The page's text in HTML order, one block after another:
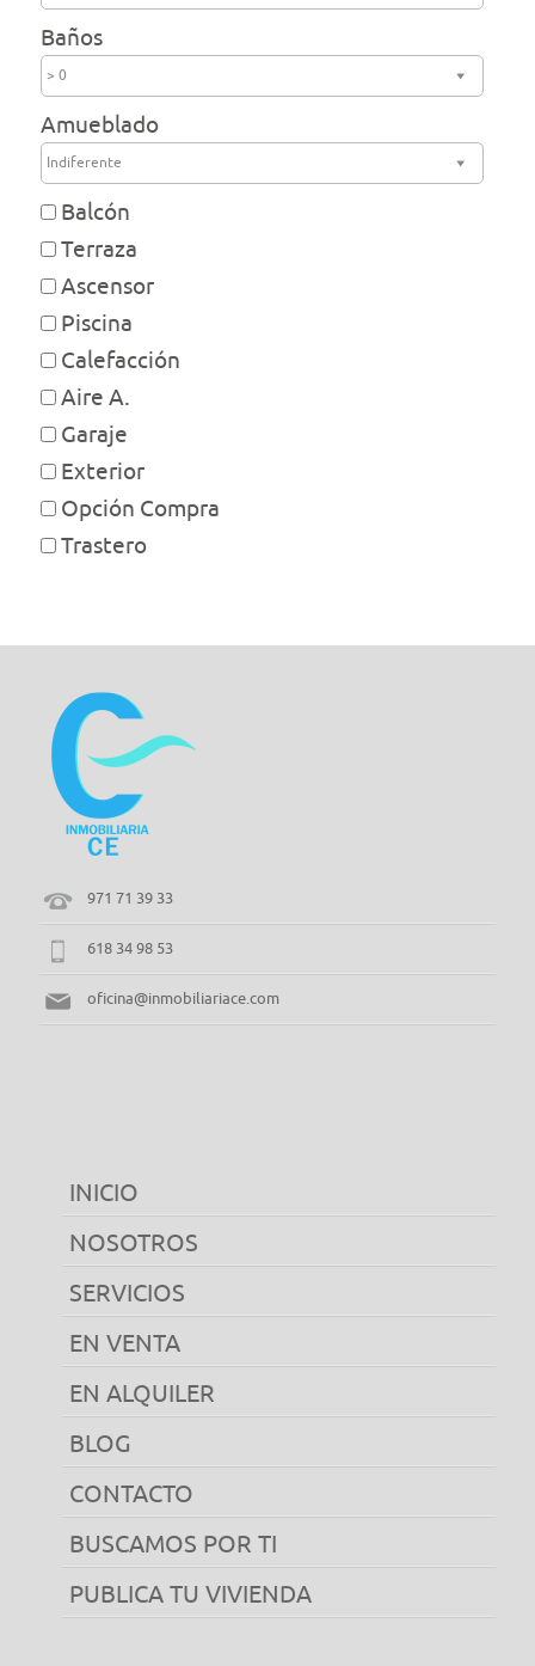
Baños
> 0
Amueblado
Indiferente
Balcón
Terraza
Ascensor
Piscina
Calefacción
Aire A.
Garaje
Exterior
Opción Compra
Trastero
971 71 39 33
618 34 98 53
oficina@inmobiliariace.com
INICIO
NOSOTROS
SERVICIOS
EN VENTA
EN ALQUILER
BLOG
CONTACTO
BUSCAMOS POR TI
PUBLICA TU VIVIENDA